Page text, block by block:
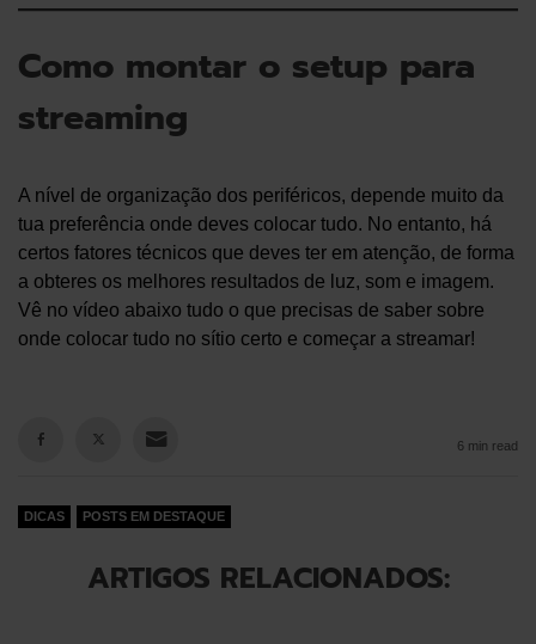
Como montar o setup para
streaming
A nível de organização dos periféricos, depende muito da
tua preferência onde deves colocar tudo. No entanto, há
certos fatores técnicos que deves ter em atenção, de forma
a obteres os melhores resultados de luz, som e imagem.
Vê no vídeo abaixo tudo o que precisas de saber sobre
onde colocar tudo no sítio certo e começar a streamar!
6 min read
DICAS POSTS EM DESTAQUE
ARTIGOS RELACIONADOS: